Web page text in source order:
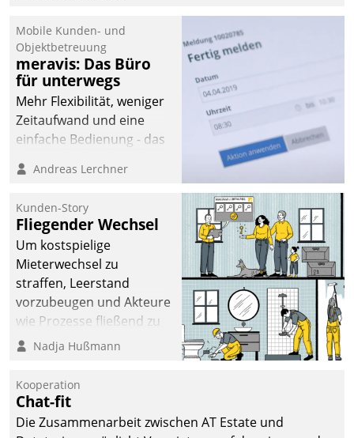
und Beschwerde-Management einen eigenen Kanal
ein.
Mobile Kunden- und
Objektbetreuung
meravis: Das Büro
für unterwegs
Mehr Flexibilität, weniger
Zeitaufwand und eine
einfache Bedienung - das
Cockpit für mobile
Datatrain. Die meravis
Wohnungsbau- und
Immobilien GmbH hat
sich dabei für den Betrieb
der Lösung über die SAP
Cloud Platform
entschieden - als erstes
Unternehmen am
Andreas Lerchner
Kunden-Story
Fliegender Wechsel
Um kostspielige
Mieterwechsel zu
straffen, Leerstand
vorzubeugen und Akteure
wie Prozesse fließend zu
vernetzen, nutzt die
Jahresbeginn eine
Überblick, Einsicht und
Eingriff bietende Lösung.
Nadja Hußmann
Kooperation
Chat-fit
Die Zusammenarbeit zwischen AT Estate und